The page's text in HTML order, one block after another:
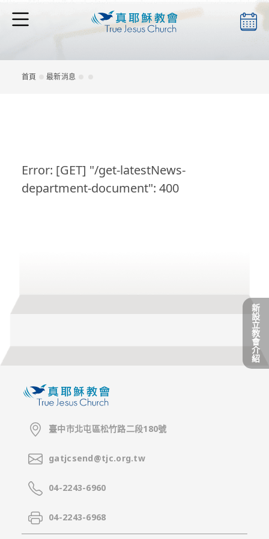
新
設
立
教
會
介
紹
本會簡介
檔案下載
線上奉獻
首頁 最新消息
Error: [GET] "/get-latestNews-
department-document": 400
臺中市北屯區松竹路二段180號
gatjcsend@tjc.org.tw
04-2243-6960
04-2243-6968